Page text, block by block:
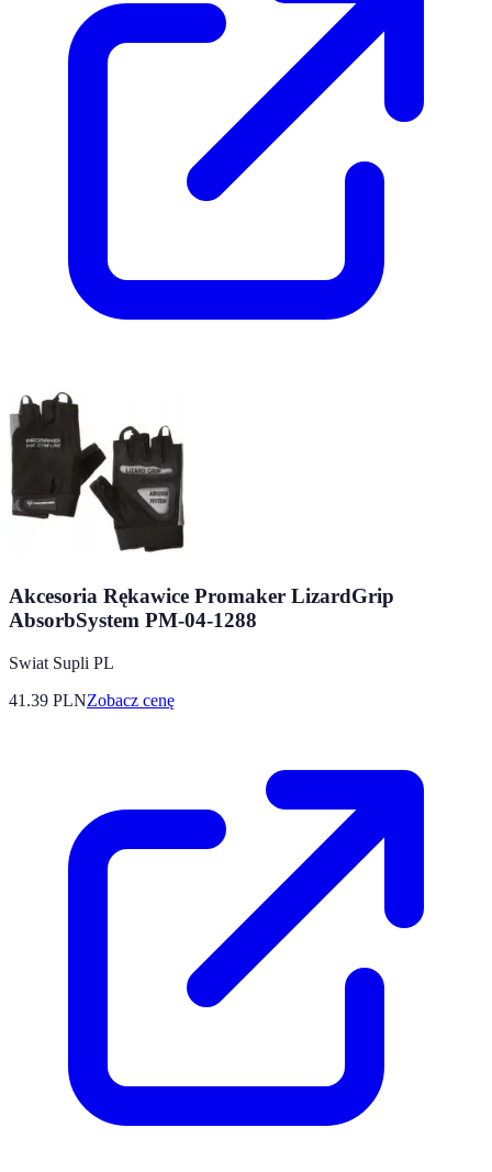
Akcesoria Rękawice Promaker LizardGrip
AbsorbSystem PM-04-1288
Swiat Supli PL
41.39 PLNZobacz cenę